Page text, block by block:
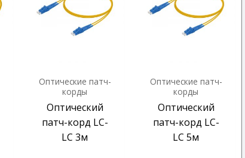
Оптические патч-
корды
Оптический
патч-корд LC-
LC 3м
Оптические патч-
корды
Оптический
патч-корд LC-
LC 5м